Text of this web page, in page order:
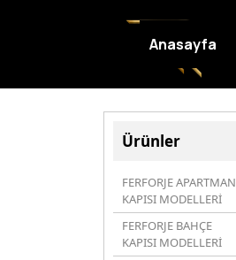
Ürünler
FERFORJE APARTMAN
KAPISI MODELLERİ
FERFORJE BAHÇE
KAPISI MODELLERİ
Anasayfa